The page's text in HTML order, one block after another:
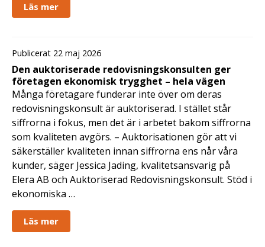
Läs mer
Publicerat 22 maj 2026
Den auktoriserade redovisningskonsulten ger
företagen ekonomisk trygghet – hela vägen
Många företagare funderar inte över om deras
redovisningskonsult är auktoriserad. I stället står
siffrorna i fokus, men det är i arbetet bakom siffrorna
som kvaliteten avgörs. – Auktorisationen gör att vi
säkerställer kvaliteten innan siffrorna ens når våra
kunder, säger Jessica Jading, kvalitetsansvarig på
Elera AB och Auktoriserad Redovisningskonsult. Stöd i
ekonomiska …
Läs mer